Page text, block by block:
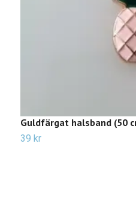
Guldfärgat halsband (50
39 kr